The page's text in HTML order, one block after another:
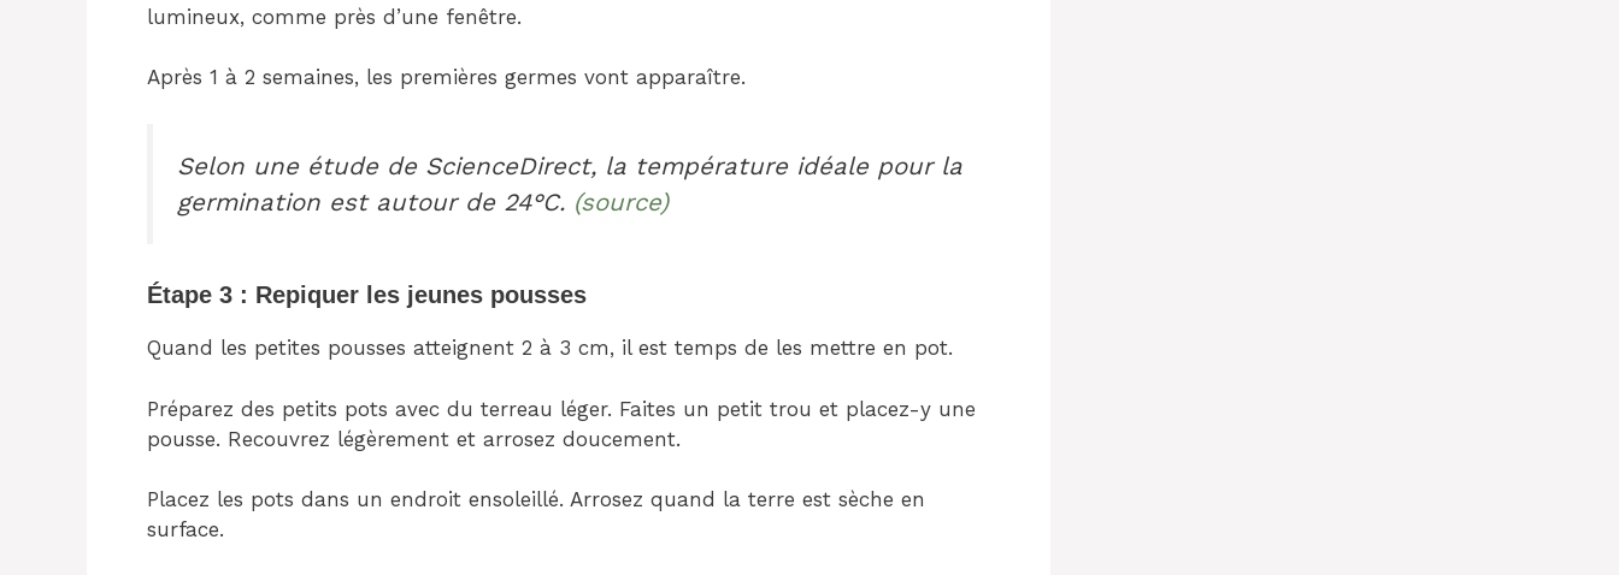
lumineux, comme près d’une fenêtre.
Après 1 à 2 semaines, les premières germes vont apparaître.
Selon une étude de ScienceDirect, la température idéale pour la
germination est autour de 24°C. (source)
Étape 3 : Repiquer les jeunes pousses
Quand les petites pousses atteignent 2 à 3 cm, il est temps de les mettre en pot.
Préparez des petits pots avec du terreau léger. Faites un petit trou et placez-y une
pousse. Recouvrez légèrement et arrosez doucement.
Placez les pots dans un endroit ensoleillé. Arrosez quand la terre est sèche en
surface.